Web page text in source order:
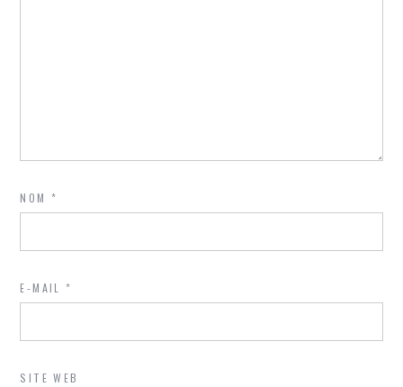
NOM*
E-MAIL*
SITE WEB